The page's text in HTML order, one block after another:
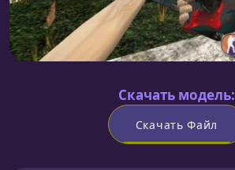
Скачать модель:
Скачать Файл